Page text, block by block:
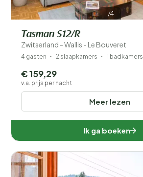
1/4
Tasman S12/R
Zwitserland - Wallis - Le Bouveret
4 gasten 2 slaapkamers 1 badkamers
Meer lezen
€ 159,29
v.a. prijs per nacht
Ik ga boeken